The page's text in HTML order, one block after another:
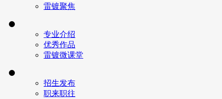
雷镀聚焦
专业介绍
优秀作品
雷镀微课堂
招生发布
职来职往